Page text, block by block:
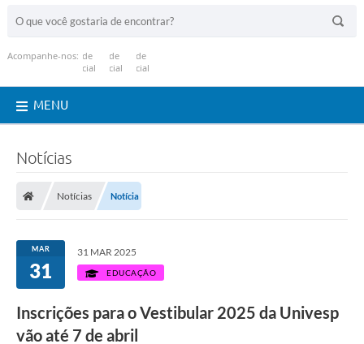
Acompanhe-nos:
MENU
Notícias
Notícias Notícia
MAR
31
31 MAR 2025
EDUCAÇÃO
Inscrições para o Vestibular 2025 da Univesp
vão até 7 de abril